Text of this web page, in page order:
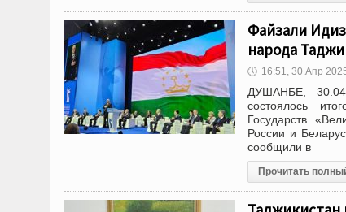
Файзали
народа
🕔 16:51, 30.Апр
ДУШАНБЕ,
состоялось
Государств
России и
сообщили в
Прочитать